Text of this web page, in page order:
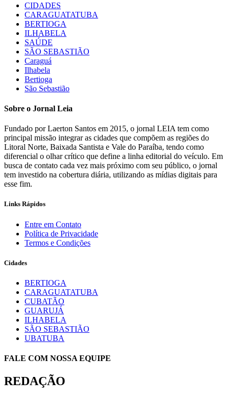
CIDADES
CARAGUATATUBA
BERTIOGA
ILHABELA
SAÚDE
SÃO SEBASTIÃO
Caraguá
Ilhabela
Bertioga
São Sebastião
Sobre o Jornal Leia
Fundado por Laerton Santos em 2015, o jornal LEIA tem como
principal missão integrar as cidades que compõem as regiões do
Litoral Norte, Baixada Santista e Vale do Paraíba, tendo como
diferencial o olhar crítico que define a linha editorial do veículo. Em
busca de contato cada vez mais próximo com seu público, o jornal
tem investido na cobertura diária, utilizando as mídias digitais para
esse fim.
Links Rápidos
Entre em Contato
Política de Privacidade
Termos e Condições
Cidades
BERTIOGA
CARAGUATATUBA
CUBATÃO
GUARUJÁ
ILHABELA
SÃO SEBASTIÃO
UBATUBA
FALE COM NOSSA EQUIPE
REDAÇÃO